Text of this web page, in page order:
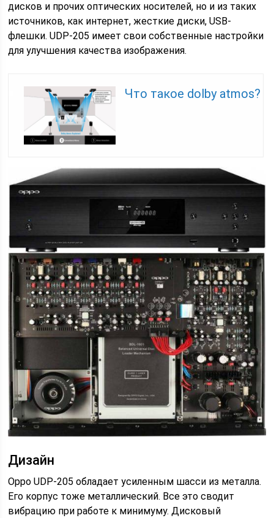
дисков и прочих оптических носителей, но и из таких
источников, как интернет, жесткие диски, USB-
флешки. UDP-205 имеет свои собственные настройки
для улучшения качества изображения.
Что такое dolby atmos?
Дизайн
Oppo UDP-205 обладает усиленным шасси из металла.
Его корпус тоже металлический. Все это сводит
вибрацию при работе к минимуму. Дисковый